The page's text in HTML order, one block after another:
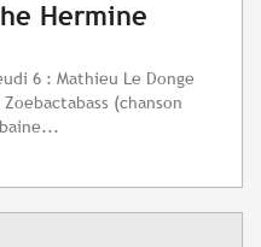
Hermine
6 : Mathieu Le Donge
(chanson